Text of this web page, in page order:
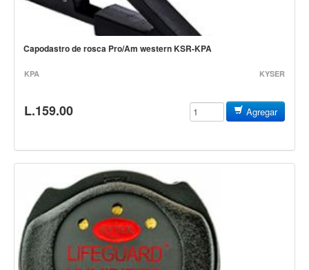
Cello
Fundas y estuches
Accesorios
Armonica
Clarinete
Cornetas y cornos
Flauta y pitos
Melodica
Capodastro de rosca Pro/Am western KSR-KPA
KPA KYSER
L.159.00 Agregar